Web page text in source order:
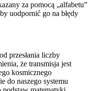
za pomocą „alfabetu”
uodpornić go na błędy
przesłania liczby
że transmisja jest
kosmicznego
do naszego systemu